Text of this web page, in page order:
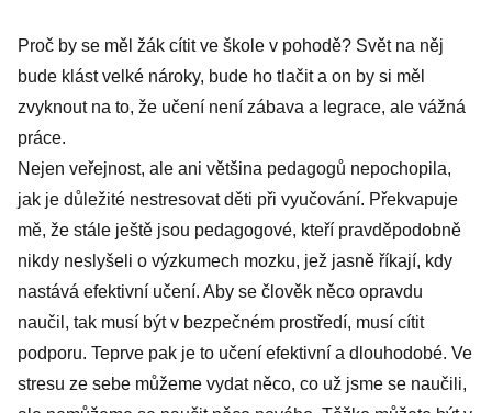
Proč by se měl žák cítit ve škole v pohodě? Svět na něj
bude klást velké nároky, bude ho tlačit a on by si měl
zvyknout na to, že učení není zábava a legrace, ale vážná
práce.
Nejen veřejnost, ale ani většina pedagogů nepochopila,
jak je důležité nestresovat děti při vyučování. Překvapuje
mě, že stále ještě jsou pedagogové, kteří pravděpodobně
nikdy neslyšeli o výzkumech mozku, jež jasně říkají, kdy
nastává efektivní učení. Aby se člověk něco opravdu
naučil, tak musí být v bezpečném prostředí, musí cítit
podporu. Teprve pak je to učení efektivní a dlouhodobé. Ve
stresu ze sebe můžeme vydat něco, co už jsme se naučili,